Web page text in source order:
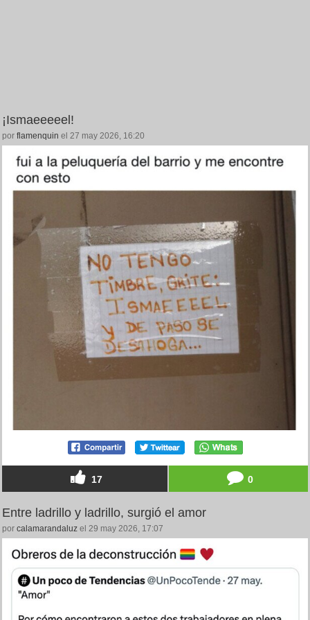
¡Ismaeeeeel!
por flamenquin el 27 may 2026, 16:20
17 0
Entre ladrillo y ladrillo, surgió el amor
por calamarandaluz el 29 may 2026, 17:07